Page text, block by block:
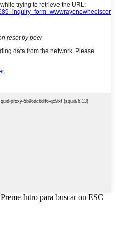
Preme Intro para buscar ou ESC